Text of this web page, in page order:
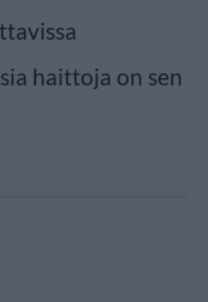
haittoja on sen